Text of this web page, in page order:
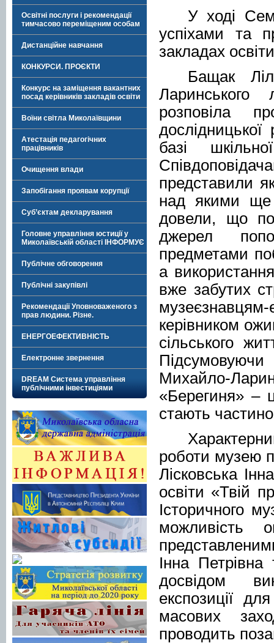
Освітні послуги і рекомендації
тимчасово переміщеним особам
Дистанційне навчання
КОНКУРСИ. ПРОЄКТИ
Конкурс на заміщення вакантних
посад керівників закладів освіти
Воїни світла Миколаївщини
Атестація педагогічних
працівників
Очищення влади
Запобігання проявам корупції
Суб’єктам декларування
Головне управління юстиції у
Миколаївській області ІНФОРМУЄ
Публічне обговорення
Публічні закупівлі
Рекомендації Уповноваженого з
прав людини. Різне.
ЕНЕРГОЕФЕКТИВНІСТЬ
Електронне звернення
DREAM Система управління
публічними інвестиціями
У ході
успіхами та
закладах
Бащак
Ларинського
розповіла
базі
представили
над якими ще
довели, що
джерел
предметами
а
вже забутих
керівником
сільського
Михайло-
«Берегиня» –
стають
роботи музею
Лісковська
освіти «Твій
Історичного
можливість
Інна
досвідом
експозиції
масових
проводить